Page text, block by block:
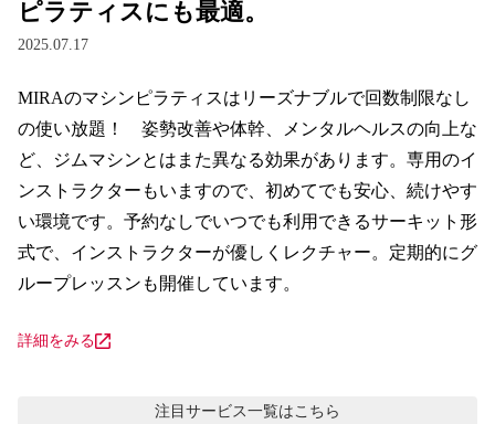
ピラティスにも最適。
2025.07.17
MIRAのマシンピラティスはリーズナブルで回数制限なし
の使い放題！　姿勢改善や体幹、メンタルヘルスの向上な
ど、ジムマシンとはまた異なる効果があります。専用のイ
ンストラクターもいますので、初めてでも安心、続けやす
い環境です。予約なしでいつでも利用できるサーキット形
式で、インストラクターが優しくレクチャー。定期的にグ
ループレッスンも開催しています。
詳細をみる
注目サービス一覧はこちら